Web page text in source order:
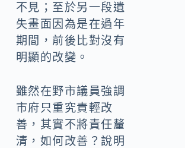
不見；至於另一段遺
失畫面因為是在過年
期間，前後比對沒有
明顯的改變。
雖然在野市議員強調
市府只重究責輕改
善，其實不將責任釐
清，如何改善？說明